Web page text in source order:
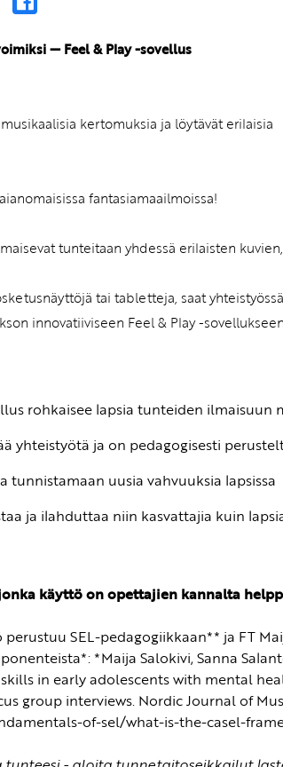
— Feel & Play -sovellus
kertomuksia ja löytävät erilaisia
fantasiamaailmoissa!
tunteitaan yhdessä erilaisten
tai tabletteja, saat
innovatiiviseen Feel & Play -
rohkaisee lapsia tunteiden ilmaisuun
yhteistyötä ja on pedagogisesti
tunnistamaan uusia vahvuuksia lapsissa
ja ilahduttaa niin kasvattajia kuin
käyttö on opettajien kannalta
perustuu SEL-pedagogiikkaan** ja FT
*Maija Salokivi, Sanna
in early adolescents with mental
group interviews. Nordic Journal of
of-sel/what-is-the-casel-